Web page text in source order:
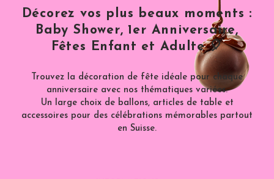
Décorez vos plus beaux moments :
Baby Shower, 1er Anniversaire,
Fêtes Enfant et Adulte 🎈
Trouvez la décoration de fête idéale pour chaque
anniversaire avec nos thématiques variées.
Un large choix de ballons, articles de table et
accessoires pour des célébrations mémorables partout
en Suisse.